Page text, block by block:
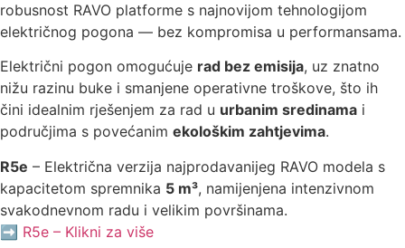
robusnost RAVO platforme s najnovijom tehnologijom
električnog pogona — bez kompromisa u performansama.
Električni pogon omogućuje rad bez emisija, uz znatno
nižu razinu buke i smanjene operativne troškove, što ih
čini idealnim rješenjem za rad u urbanim sredinama i
područjima s povećanim ekološkim zahtjevima.
R5e – Električna verzija najprodavanijeg RAVO modela s
kapacitetom spremnika 5 m³, namijenjena intenzivnom
svakodnevnom radu i velikim površinama.
➡️ R5e – Klikni za više